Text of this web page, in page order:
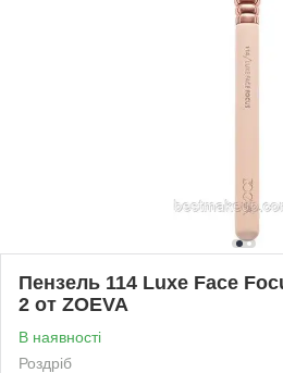
Пензель 114 Luxe Face
2 от ZOEVA
В наявності
Роздріб